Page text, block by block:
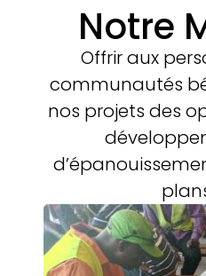
Notre
Offrir aux
communautés
nos projets des